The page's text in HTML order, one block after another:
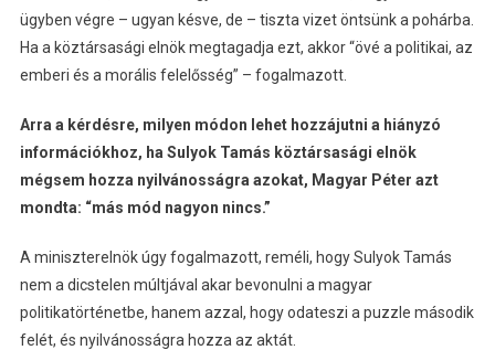
ügyben végre – ugyan késve, de – tiszta vizet öntsünk a pohárba.
Ha a köztársasági elnök megtagadja ezt, akkor “övé a politikai, az
emberi és a morális felelősség” – fogalmazott.
Arra a kérdésre, milyen módon lehet hozzájutni a hiányzó
információkhoz, ha Sulyok Tamás köztársasági elnök
mégsem hozza nyilvánosságra azokat, Magyar Péter azt
mondta: “más mód nagyon nincs.”
A miniszterelnök úgy fogalmazott, reméli, hogy Sulyok Tamás
nem a dicstelen múltjával akar bevonulni a magyar
politikatörténetbe, hanem azzal, hogy odateszi a puzzle második
felét, és nyilvánosságra hozza az aktát.